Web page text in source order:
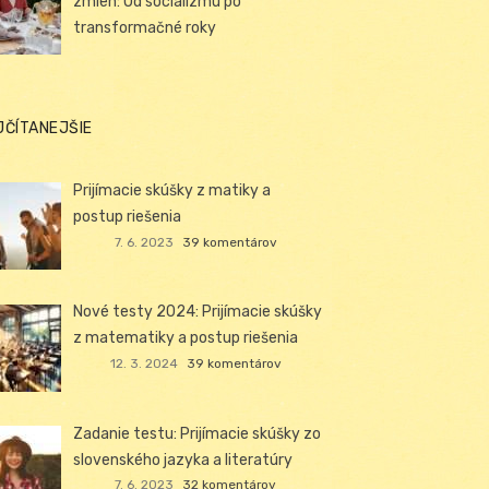
transformačné roky
Prijímacie skúšky z matiky a
postup riešenia
7. 6. 2023 39 komentárov
Nové testy 2024: Prijímacie skúšky
z matematiky a postup riešenia
12. 3. 2024 39 komentárov
Zadanie testu: Prijímacie skúšky zo
slovenského jazyka a literatúry
7. 6. 2023 32 komentárov